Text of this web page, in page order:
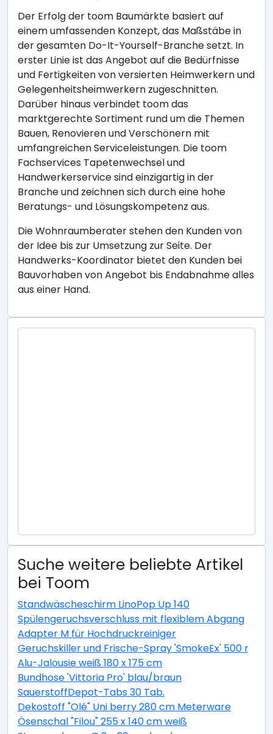
Der Erfolg der toom Baumärkte basiert auf
einem umfassenden Konzept, das Maßstäbe in
der gesamten Do-It-Yourself-Branche setzt. In
erster Linie ist das Angebot auf die Bedürfnisse
und Fertigkeiten von versierten Heimwerkern und
Gelegenheitsheimwerkern zugeschnitten.
Darüber hinaus verbindet toom das
marktgerechte Sortiment rund um die Themen
Bauen, Renovieren und Verschönern mit
umfangreichen Serviceleistungen. Die toom
Fachservices Tapetenwechsel und
Handwerkerservice sind einzigartig in der
Branche und zeichnen sich durch eine hohe
Beratungs- und Lösungskompetenz aus.
Die Wohnraumberater stehen den Kunden von
der Idee bis zur Umsetzung zur Seite. Der
Handwerks-Koordinator bietet den Kunden bei
Bauvorhaben von Angebot bis Endabnahme alles
aus einer Hand.
Suche weitere beliebte Artikel
bei Toom
Standwäscheschirm LinoPop Up 140
Spülengeruchsverschluss mit flexiblem Abgang
Adapter M für Hochdruckreiniger
Geruchskiller und Frische-Spray 'SmokeEx' 500 ml
Alu-Jalousie weiß 180 x 175 cm
Bundhose 'Vittoria Pro' blau/braun
SauerstoffDepot-Tabs 30 Tab.
Dekostoff "Olé" Uni berry 280 cm Meterware
Ösenschal "Filou" 255 x 140 cm weiß